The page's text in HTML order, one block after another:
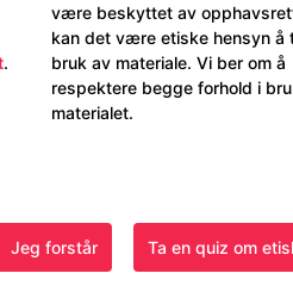
.
være beskyttet av
kan det være etiske hensyn å
bruk av materiale. Vi ber om å
respektere begge forhold i
materialet.
Jeg forstår Ta en quiz om